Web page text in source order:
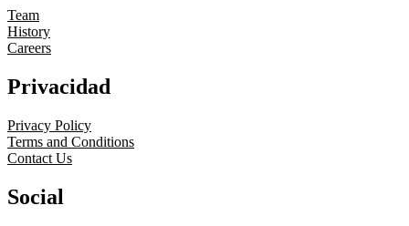
Team
History
Careers
Privacidad
Privacy Policy
Terms and Conditions
Contact Us
Social